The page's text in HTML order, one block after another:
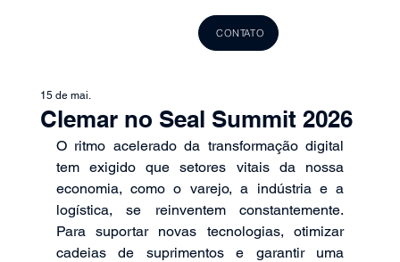
CONTATO
Clemar no Seal Summit 2026
15 de mai.
O ritmo acelerado da transformação digital
tem exigido que setores vitais da nossa
economia, como o varejo, a indústria e a
logística, se reinventem constantemente.
Para suportar novas tecnologias, otimizar
cadeias de suprimentos e garantir uma